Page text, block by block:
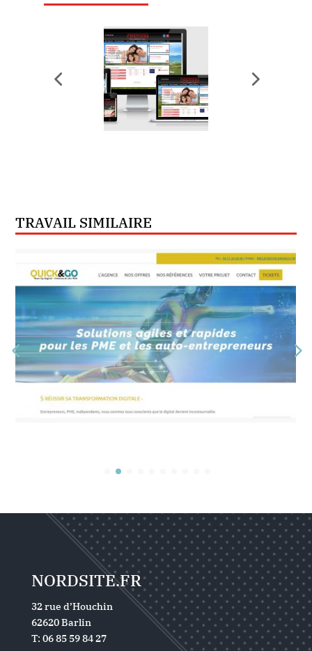
TRAVAIL SIMILAIRE
NORDSITE.FR
32 rue d’Houchin
62620 Barlin
T: 06 85 59 84 27